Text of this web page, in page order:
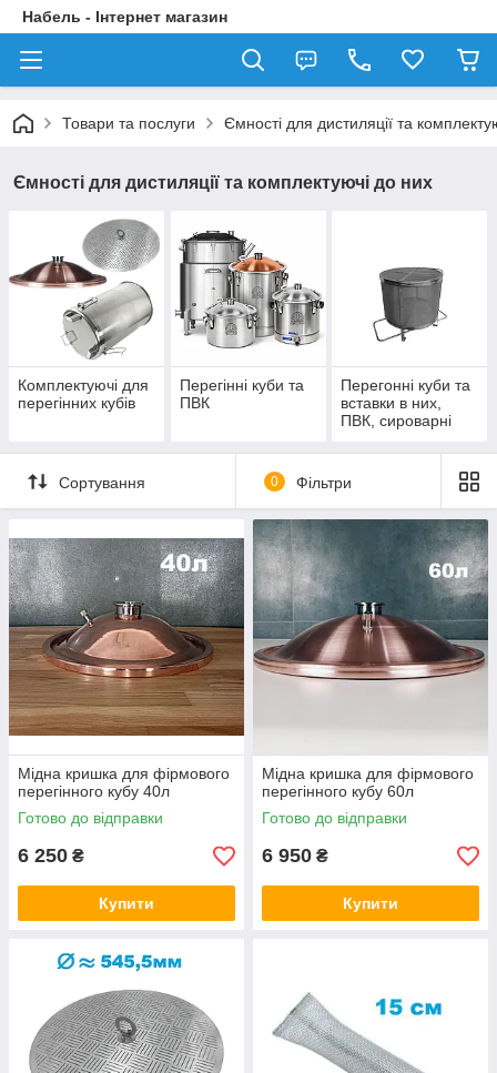
Набель - Інтернет магазин
Товари та послуги Ємності для дистиляції та
Ємності для дистиляції та комплектуючі до них
Комплектуючі для
перегінних кубів
Перегінні куби та
ПВК
Перегонні куби та
вставки в них,
ПВК, сироварні
Сортування 0 Фільтри
Мідна кришка для фірмового
перегінного кубу 40л
Готово до відправки
6 250 ₴
Купити
Мідна кришка для фірмового
перегінного кубу 60л
Готово до відправки
6 950 ₴
Купити